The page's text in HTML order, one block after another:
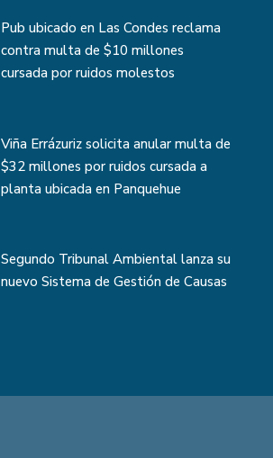
Pub ubicado en Las Condes reclama
contra multa de $10 millones
cursada por ruidos molestos
Viña Errázuriz solicita anular multa de
$32 millones por ruidos cursada a
planta ubicada en Panquehue
Segundo Tribunal Ambiental lanza su
nuevo Sistema de Gestión de Causas